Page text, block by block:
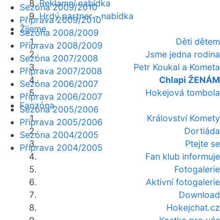
Reklamní nabídka
Hrdý partner - nabídka
Žijeme
Děti dětem
Jsme jedna rodina
Petr Koukal a Kometa
Chlapi ŽENÁM
Hokejová tombola
Fanzóna
Království Komety
Dortiáda
Ptejte se
Fan klub informuje
Fotogalerie
Aktivní fotogalerie
Download
Hokejchat.cz
Sezóna 2009/2010
Příprava 2009/2010
Sezóna 2008/2009
Příprava 2008/2009
Sezóna 2007/2008
Příprava 2007/2008
Sezóna 2006/2007
Příprava 2006/2007
Sezóna 2005/2006
Příprava 2005/2006
Sezóna 2004/2005
Příprava 2004/2005